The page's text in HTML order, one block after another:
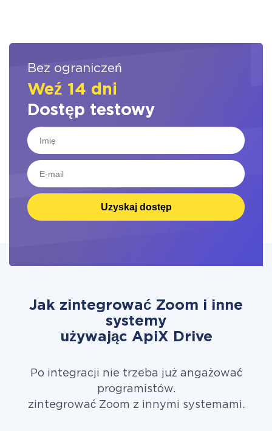
Bez ograniczeń
Weź 14 dni
Dostęp testowy
Uzyskaj dostęp
Jak zintegrować Zoom i inne
systemy
używając ApiX Drive
Po integracji nie trzeba już angażować
programistów.
zintegrować Zoom z innymi systemami.